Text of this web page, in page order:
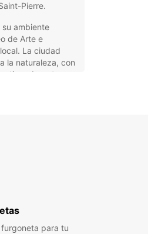
Pierre.
ambiente
de Arte e
La ciudad
la naturaleza, con
deportes
para
para tu